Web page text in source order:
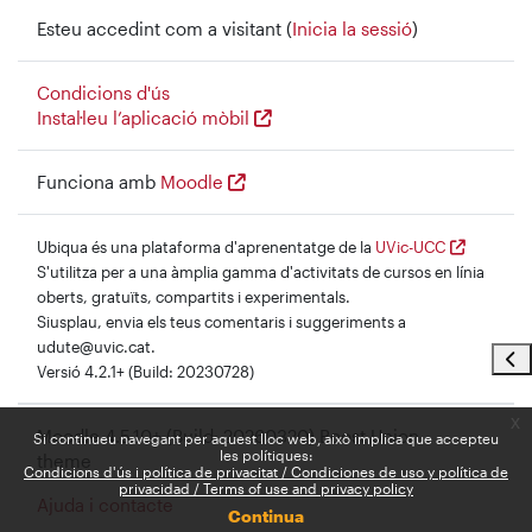
Si continueu navegant per aquest lloc web, això implica que accepteu
les polítiques:
Condicions d'ús i política de privacitat / Condiciones de uso y política de
privacidad / Terms of use and privacy policy
Continua
Esteu accedint com a visitant (Inicia la sessió)
Condicions d'ús
Instal·leu l’aplicació mòbil
Funciona amb Moodle
Ubiqua és una plataforma d'aprenentatge de la UVic-UCC
S'utilitza per a una àmplia gamma d'activitats de cursos en línia
oberts, gratuïts, compartits i experimentals.
Siusplau, envia els teus comentaris i suggeriments a
udute@uvic.cat.
Versió 4.2.1+ (Build: 20230728)
Moodle 4.5.10+ (Build: 20260320) Boost Union